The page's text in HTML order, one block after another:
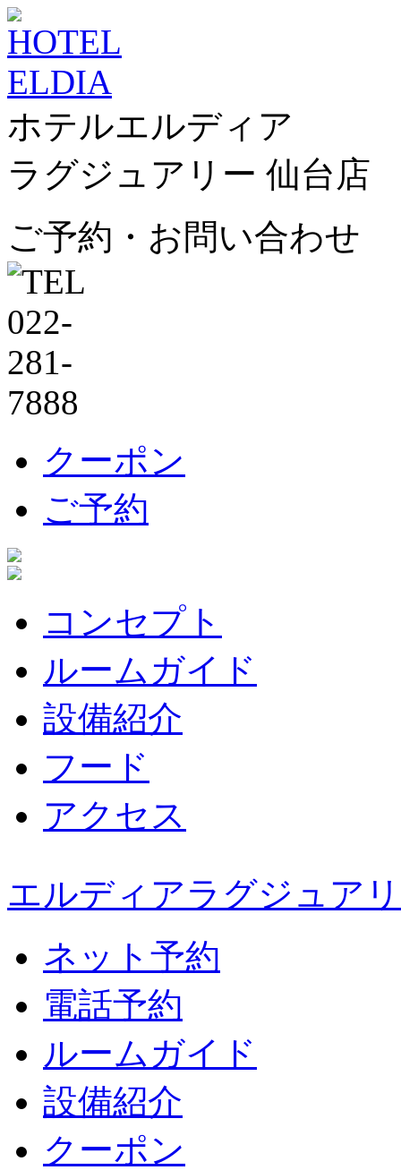
ホテルエルディア
ラグジュアリー 仙台店
ご予約・お問い合わせ
クーポン
ご予約
コンセプト
ルームガイド
設備紹介
フード
アクセス
エルディアラグジュア
ネット予約
電話予約
ルームガイド
設備紹介
クーポン